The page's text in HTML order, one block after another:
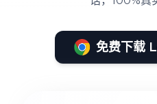
免费下载